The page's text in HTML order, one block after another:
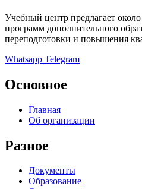
Учебный центр предлагает
программ дополнительного
переподготовки и повышения
Whatsapp Telegram
Основное
Главная
Об организации
Разное
Документы
Образование